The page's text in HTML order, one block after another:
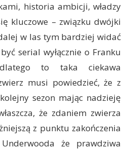
historia ambicji, władzy
kluczowe – związku dwójki
w las tym bardziej widać
serial wyłącznie o Franku
to taka ciekawa
musi powiedzieć, że z
sezon mając nadzieję
że zdaniem zwierza
z punktu zakończenia
że prawdziwa